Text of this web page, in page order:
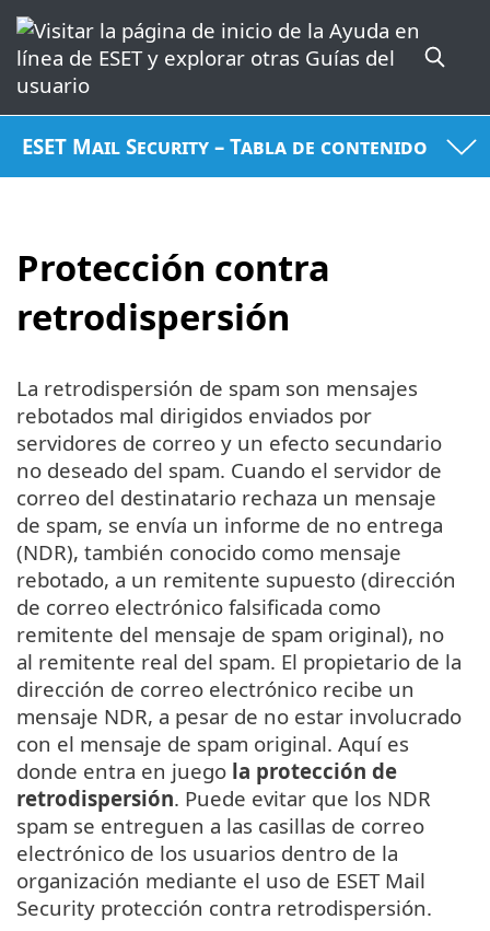
ESET Mail Security – Tabla de contenido
Protección contra
retrodispersión
La retrodispersión de spam son mensajes
rebotados mal dirigidos enviados por
servidores de correo y un efecto secundario
no deseado del spam. Cuando el servidor de
correo del destinatario rechaza un mensaje
de spam, se envía un informe de no entrega
(NDR), también conocido como mensaje
rebotado, a un remitente supuesto (dirección
de correo electrónico falsificada como
remitente del mensaje de spam original), no
al remitente real del spam. El propietario de la
dirección de correo electrónico recibe un
mensaje NDR, a pesar de no estar involucrado
con el mensaje de spam original. Aquí es
donde entra en juego la protección de
retrodispersión. Puede evitar que los NDR
spam se entreguen a las casillas de correo
electrónico de los usuarios dentro de la
organización mediante el uso de ESET Mail
Security protección contra retrodispersión.